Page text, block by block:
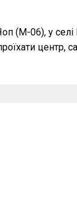
(М-06), у селі
центр,